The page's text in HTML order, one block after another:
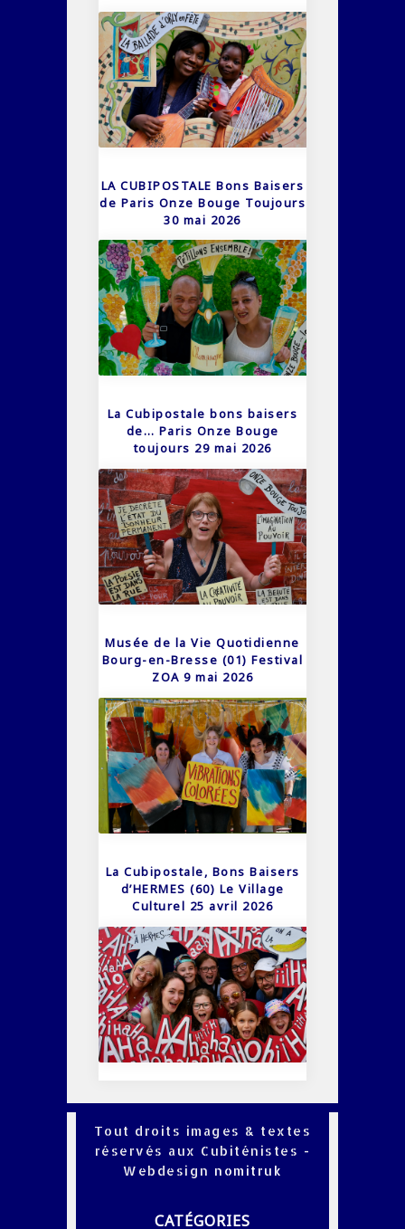
LA CUBIPOSTALE Bons Baisers
de Paris Onze Bouge Toujours
30 mai 2026
La Cubipostale bons baisers
de… Paris Onze Bouge
toujours 29 mai 2026
Musée de la Vie Quotidienne
Bourg-en-Bresse (01) Festival
ZOA 9 mai 2026
La Cubipostale, Bons Baisers
d’HERMES (60) Le Village
Culturel 25 avril 2026
Tout droits images & textes
réservés aux Cubiténistes -
Webdesign nomitruk
CATÉGORIES